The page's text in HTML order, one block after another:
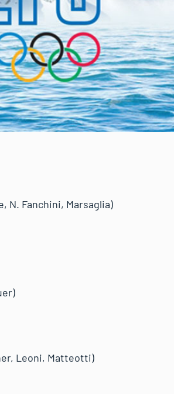
N. Fanchini, Marsaglia)
Leoni, Matteotti)